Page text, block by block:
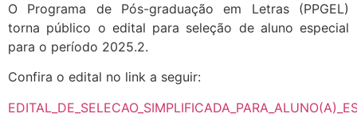
O Programa de Pós-graduação em Letras (PPGEL)
torna público o edital para seleção de aluno especial
para o período 2025.2.
Confira o edital no link a seguir: